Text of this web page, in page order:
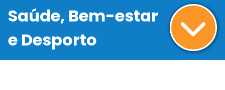
Saúde, Bem-estar
e Desporto